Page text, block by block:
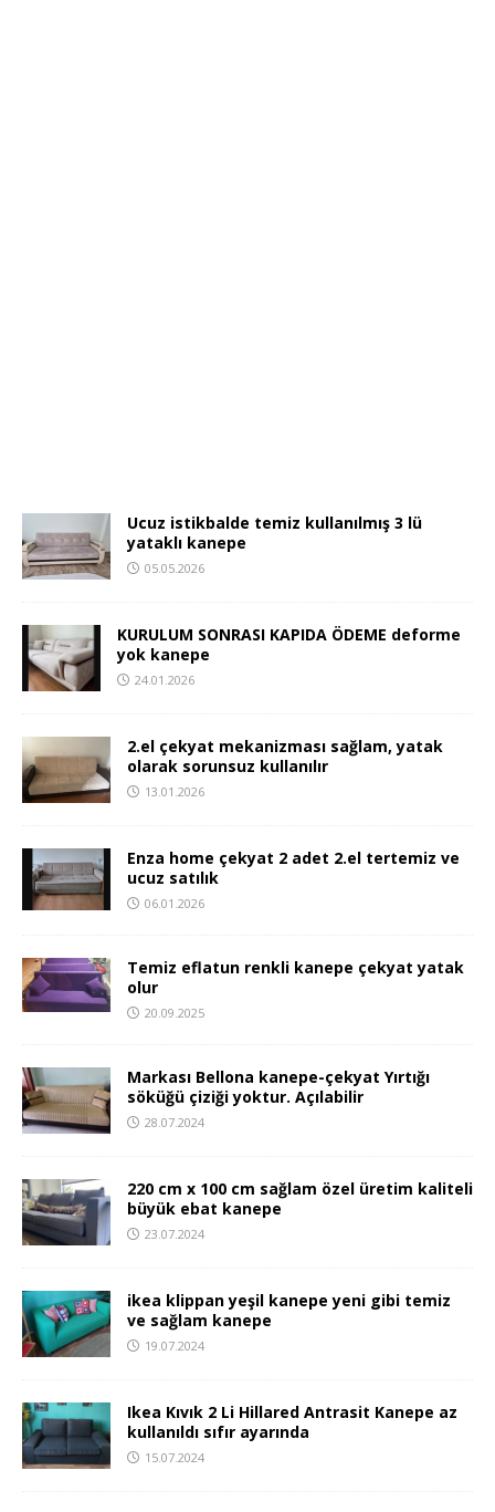
Ucuz istikbalde temiz kullanılmış 3 lü
yataklı kanepe
05.05.2026
KURULUM SONRASI KAPIDA ÖDEME deforme
yok kanepe
24.01.2026
2.el çekyat mekanizması sağlam, yatak
olarak sorunsuz kullanılır
13.01.2026
Enza home çekyat 2 adet 2.el tertemiz ve
ucuz satılık
06.01.2026
Temiz eflatun renkli kanepe çekyat yatak
olur
20.09.2025
Markası Bellona kanepe-çekyat Yırtığı
söküğü çiziği yoktur. Açılabilir
28.07.2024
220 cm x 100 cm sağlam özel üretim kaliteli
büyük ebat kanepe
23.07.2024
ikea klippan yeşil kanepe yeni gibi temiz
ve sağlam kanepe
19.07.2024
Ikea Kıvık 2 Li Hillared Antrasit Kanepe az
kullanıldı sıfır ayarında
15.07.2024